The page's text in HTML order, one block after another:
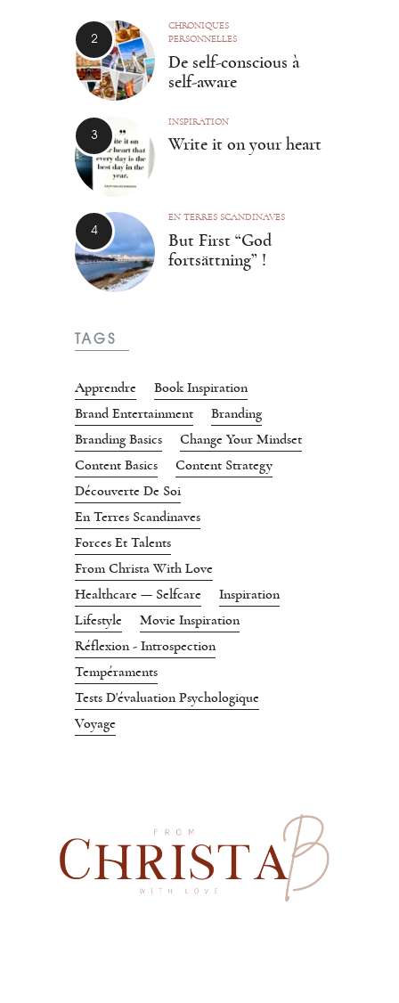
CHRONIQUES
PERSONNELLES
De self-conscious à
self-aware
INSPIRATION
Write it on your heart
EN TERRES SCANDINAVES
But First “God
fortsättning” !
TAGS
Apprendre
Book Inspiration
Brand Entertainment
Branding
Branding Basics
Change Your Mindset
Content Basics
Content Strategy
Découverte De Soi
En Terres Scandinaves
Forces Et Talents
From Christa With Love
Healthcare — Selfcare
Inspiration
Lifestyle
Movie Inspiration
Réflexion - Introspection
Tempéraments
Tests D'évaluation Psychologique
Voyage